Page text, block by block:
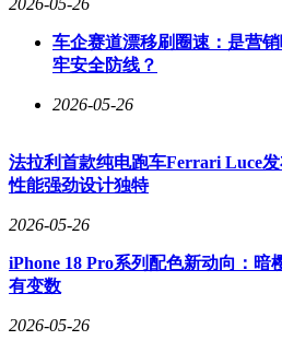
车企赛道漂移刷圈速：是营
牢安全防线？
2026-05-26
法拉利首款纯电跑车Ferrari Luce
性能强劲设计独特
2026-05-26
iPhone 18 Pro系列配色新动向：暗
有变数
2026-05-26